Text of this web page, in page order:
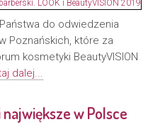
do odwiedzenia
Poznańskich, które za
kosmetyki BeautyVISION
dalej...
w Polsce